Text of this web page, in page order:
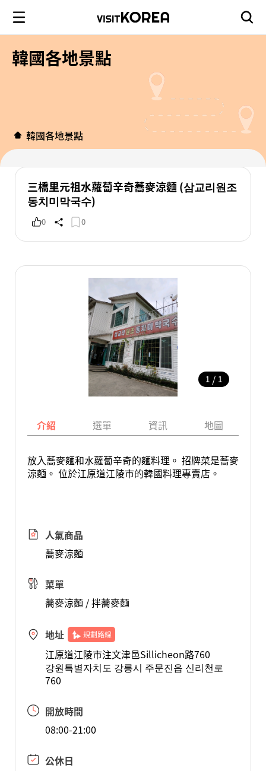
韓國各地景點
韓國各地景點
三橋里元祖水蘿蔔辛奇蕎麥涼麵 (삼교리원조
동치미막국수)
0 0
1 / 1
介紹 選單 資訊 地圖
放入蕎麥麵和水蘿蔔辛奇的麵料理。 招牌菜是蕎麥
涼麵。 位於江原道江陵市的韓國料理專賣店。
人氣商品
蕎麥涼麵
菜單
蕎麥涼麵 / 拌蕎麥麵
地址 規劃路線
江原道江陵市注文津邑Sillicheon路760
강원특별자치도 강릉시 주문진읍 신리천로
760
開放時間
08:00-21:00
公休日